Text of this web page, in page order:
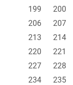
199
200
206
207
213
214
220
221
227
228
234
235